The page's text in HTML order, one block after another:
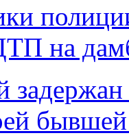
на